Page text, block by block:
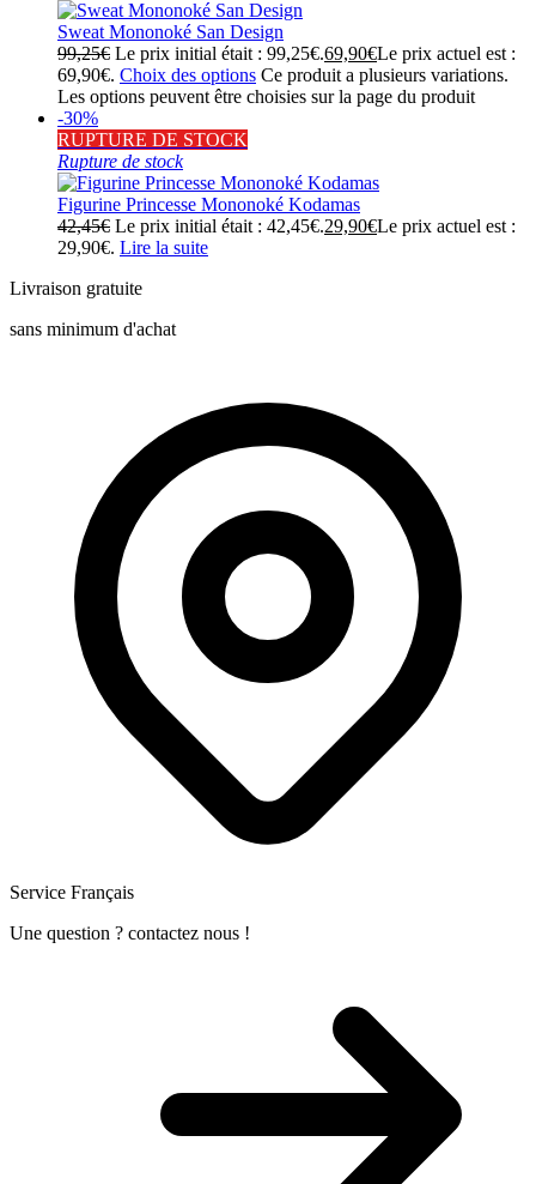
Sweat Mononoké San Design
99,25€ Le prix initial était : 99,25€.69,90€Le prix actuel est :
69,90€. Choix des options Ce produit a plusieurs variations.
Les options peuvent être choisies sur la page du produit
-30%
RUPTURE DE STOCK
Rupture de stock
Figurine Princesse Mononoké Kodamas
42,45€ Le prix initial était : 42,45€.29,90€Le prix actuel est :
29,90€. Lire la suite
Livraison gratuite
sans minimum d'achat
Service Français
Une question ? contactez nous !